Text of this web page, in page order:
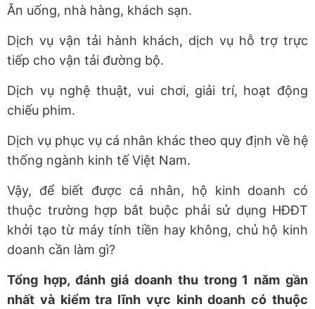
Ăn uống, nhà hàng, khách sạn.
Dịch vụ vận tải hành khách, dịch vụ hỗ trợ trực
tiếp cho vận tải đường bộ.
Dịch vụ nghệ thuật, vui chơi, giải trí, hoạt động
chiếu phim.
Dịch vụ phục vụ cá nhân khác theo quy định về hệ
thống ngành kinh tế Việt Nam.
Vậy, để biết được cá nhân, hộ kinh doanh có
thuộc trường hợp bắt buộc phải sử dụng HĐĐT
khởi tạo từ máy tính tiền hay không, chủ hộ kinh
doanh cần làm gì?
Tổng hợp, đánh giá doanh thu trong 1 năm gần
nhất và kiểm tra lĩnh vực kinh doanh có thuộc